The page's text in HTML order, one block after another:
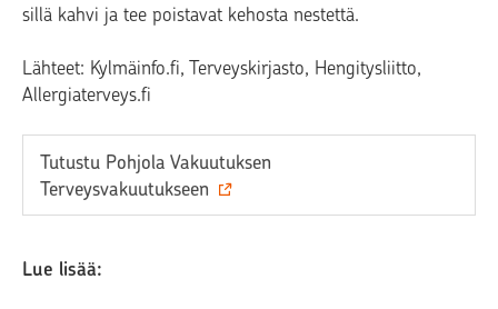
sillä kahvi ja tee poistavat kehosta nestettä.
Lähteet: Kylmäinfo.fi, Terveyskirjasto, Hengitysliitto,
Allergiaterveys.fi
Tutustu Pohjola Vakuutuksen
Terveysvakuutukseen
Lue lisää: